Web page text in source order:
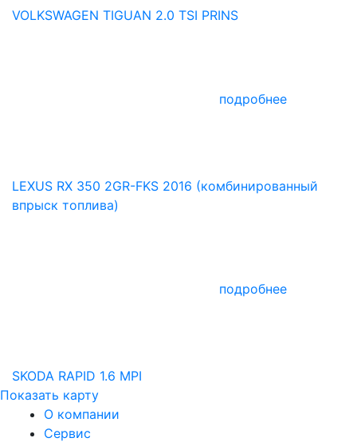
VOLKSWAGEN TIGUAN 2.0 TSI PRINS
подробнее
LEXUS RX 350 2GR-FKS 2016 (комбинированный
впрыск топлива)
подробнее
SKODA RAPID 1.6 MPI
Показать карту
О компании
Сервис